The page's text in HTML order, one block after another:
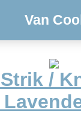
Van
/